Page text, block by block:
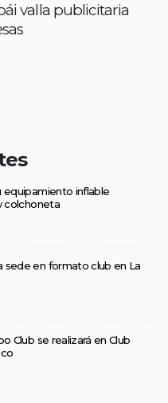
valla publicitaria
equipamiento inflable
colchoneta
sede en formato club en La
Club se realizará en Club